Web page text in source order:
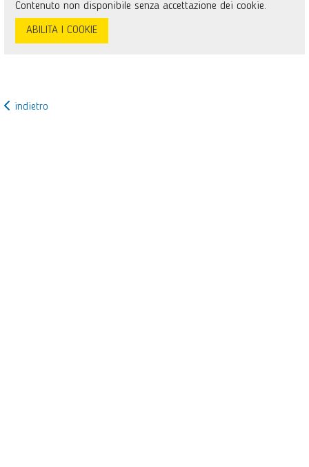
Contenuto non disponibile senza accettazione dei cookie.
ABILITA I COOKIE
indietro